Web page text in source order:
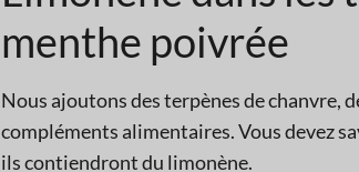
menthe poivrée
Nous ajoutons des terpènes de chanvre,
compléments alimentaires. Vous devez
ils contiendront du limonène.